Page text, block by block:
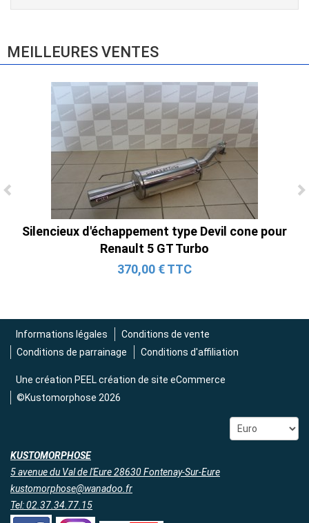
Ligne Cat-Back Active 4 Sorties avec
Tube en H pour Ford Mustang GT & V6
(2015-2023)
2 690,00 € TTC
E83 (2004-2010)
MEILLEURES VENTES
Silencieux d'échappement type Devil cone pour
Renault 5 GT Turbo
370,00 € TTC
Informations légales
Conditions de vente
Conditions de parrainage
Conditions d'affiliation
Une création PEEL création de site eCommerce
©Kustomorphose 2026
KUSTOMORPHOSE
5 avenue du Val de l'Eure 28630 Fontenay-Sur-Eure
kustomorphose@wanadoo.fr
Tel: 02.37.34.77.15